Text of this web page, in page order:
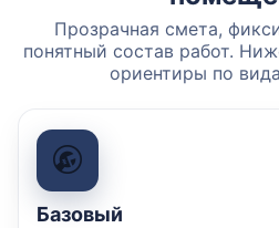
Прозрачная смета,
понятный состав работ.
ориентиры по
Базовый